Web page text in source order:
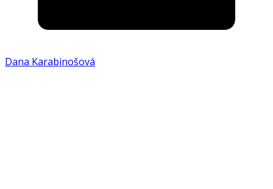
Dana Karabinošová